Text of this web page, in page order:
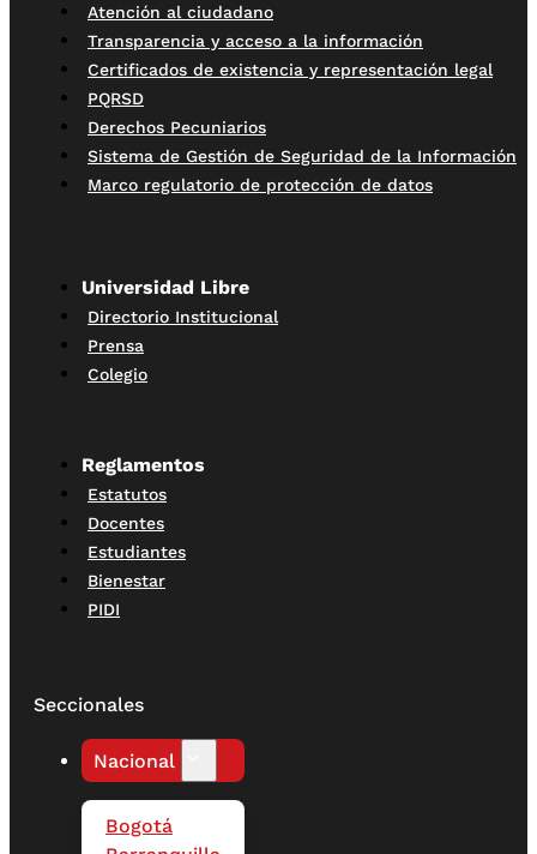
Atención al ciudadano
Transparencia y acceso a la información
Certificados de existencia y representación legal
PQRSD
Derechos Pecuniarios
Sistema de Gestión de Seguridad de la Información
Marco regulatorio de protección de datos
Universidad Libre
Directorio Institucional
Prensa
Colegio
Reglamentos
Estatutos
Docentes
Estudiantes
Bienestar
PIDI
Seccionales
Nacional
Bogotá